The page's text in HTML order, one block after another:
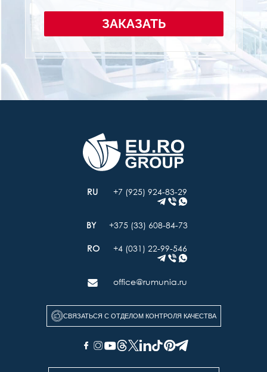
ЗАКАЗАТЬ
+7 (925) 924-83-29
+4 (031) 22-99-546
+375 (33) 608-84-73
office@rumunia.ru
СВЯЗАТЬСЯ С ОТДЕЛОМ КОНТРОЛЯ КАЧЕСТВА